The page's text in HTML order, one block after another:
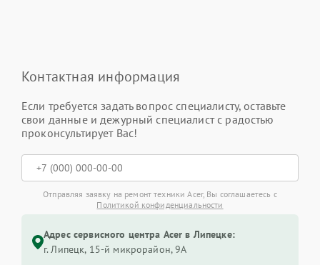
Контактная информация
Если требуется задать вопрос специалисту, оставьте
свои данные и дежурный специалист с радостью
проконсультирует Вас!
Отправляя заявку на ремонт техники Acer, Вы соглашаетесь с
Политикой конфиденциальности
Адрес сервисного центра Acer в Липецке:
г. Липецк, 15-й микрорайон, 9А